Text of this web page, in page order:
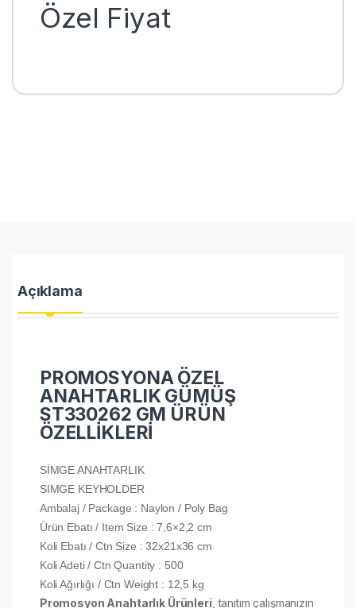
Özel Fiyat
Açıklama
PROMOSYONA ÖZEL
ANAHTARLIK GÜMÜŞ
ST330262 GM ÜRÜN
ÖZELLİKLERİ
SİMGE ANAHTARLIK
SIMGE KEYHOLDER
Ambalaj / Package : Naylon / Poly Bag
Ürün Ebatı / Item Size : 7,6×2,2 cm
Koli Ebatı / Ctn Size : 32x21x36 cm
Koli Adeti / Ctn Quantity : 500
Koli Ağırlığı / Ctn Weight : 12,5 kg
Promosyon Anahtarlık Ürünleri , tanıtım çalışmanızın